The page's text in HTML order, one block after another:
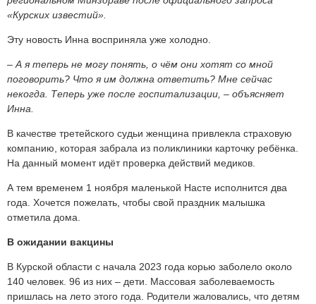
«Курских известий».
Эту новость Инна восприняла уже холодно.
– А я теперь не могу понять, о чём они хотят со мной
поговорить? Что я им должна ответить? Мне сейчас
некогда. Теперь уже после госпитализации, – объясняет
Инна.
В качестве третейского судьи женщина привлекла страховую
компанию, которая забрала из поликлиники карточку ребёнка.
На данный момент идёт проверка действий медиков.
А тем временем 1 ноября маленькой Насте исполнится два
года. Хочется пожелать, чтобы свой праздник малышка
отметила дома.
В ожидании вакцины
В Курской области с начала 2023 года корью заболело около
140 человек. 96 из них – дети. Массовая заболеваемость
пришлась на лето этого года. Родители жаловались, что детям